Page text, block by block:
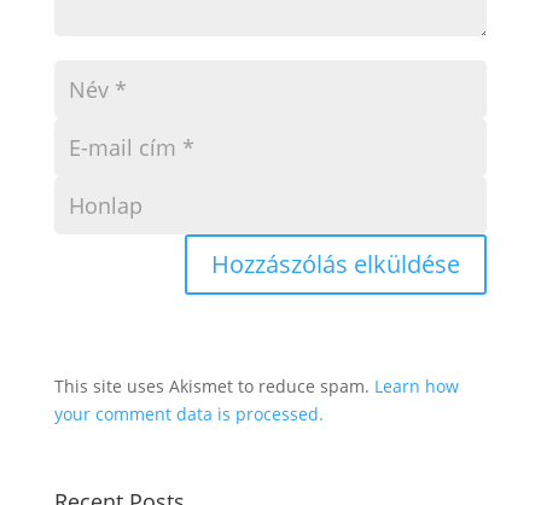
This site uses Akismet to reduce spam. Learn how
your comment data is processed.